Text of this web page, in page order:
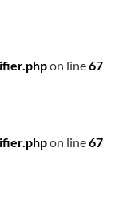
on line67
on line67